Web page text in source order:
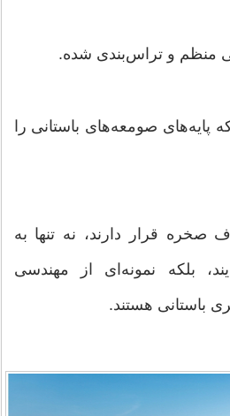
منظم و تراس‌بندی شده.
پایه‌های صومعه‌های باستانی را
صخره قرار دارند، نه تنها به
بلکه نمونه‌ای از مهندسی
باستانی هستند.